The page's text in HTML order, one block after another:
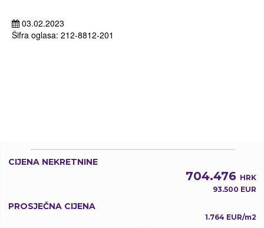
03.02.2023
Šifra oglasa: 212-8812-201
CIJENA NEKRETNINE
704.476 HRK
93.500 EUR
PROSJEČNA CIJENA
1.764 EUR/m2